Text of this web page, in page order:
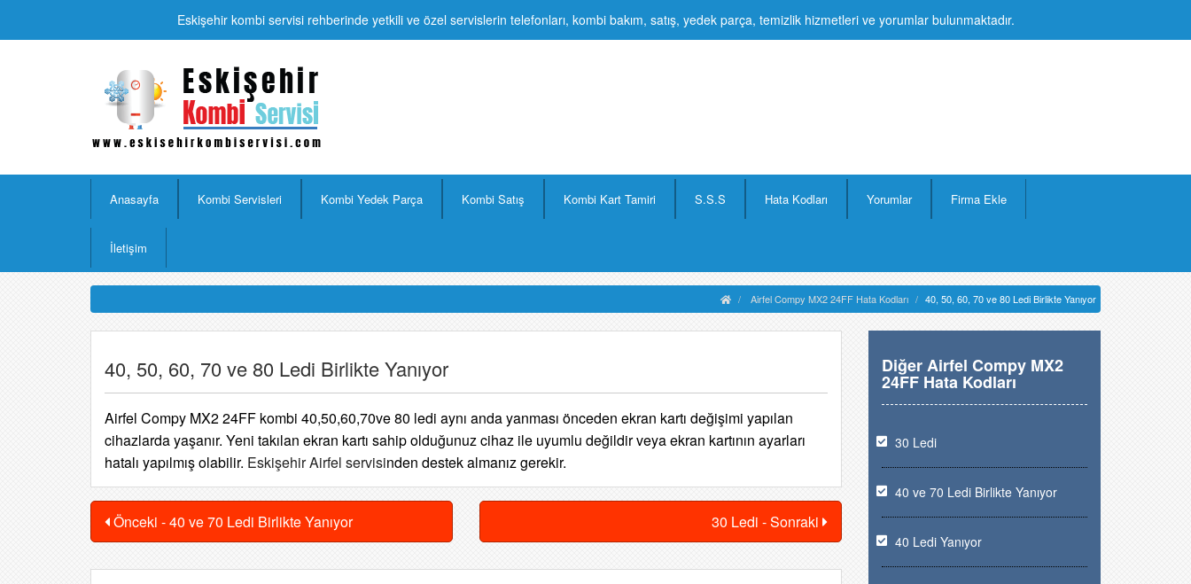
Eskişehir kombi servisi rehberinde yetkili ve özel servislerin telefonları, kombi bakım, satış, yedek parça, temizlik hizmetleri ve yorumlar bulunmaktadır.
Anasayfa Kombi Servisleri Kombi Yedek Parça Kombi Satış Kombi Kart Tamiri S.S.S Hata Kodları Yorumlar Firma Ekle
İletişim
Airfel Compy MX2 24FF Hata Kodları 40, 50, 60, 70 ve 80 Ledi Birlikte Yanıyor
40, 50, 60, 70 ve 80 Ledi Birlikte Yanıyor
Airfel Compy MX2 24FF kombi 40,50,60,70ve 80 ledi aynı anda yanması önceden ekran kartı değişimi yapılan
cihazlarda yaşanır. Yeni takılan ekran kartı sahip olduğunuz cihaz ile uyumlu değildir veya ekran kartının ayarları
hatalı yapılmış olabilir. Eskişehir Airfel servisinden destek almanız gerekir.
Önceki - 40 ve 70 Ledi Birlikte Yanıyor 30 Ledi - Sonraki
Diğer Airfel Compy MX2
24FF Hata Kodları
30 Ledi
40 ve 70 Ledi Birlikte Yanıyor
40 Ledi Yanıyor